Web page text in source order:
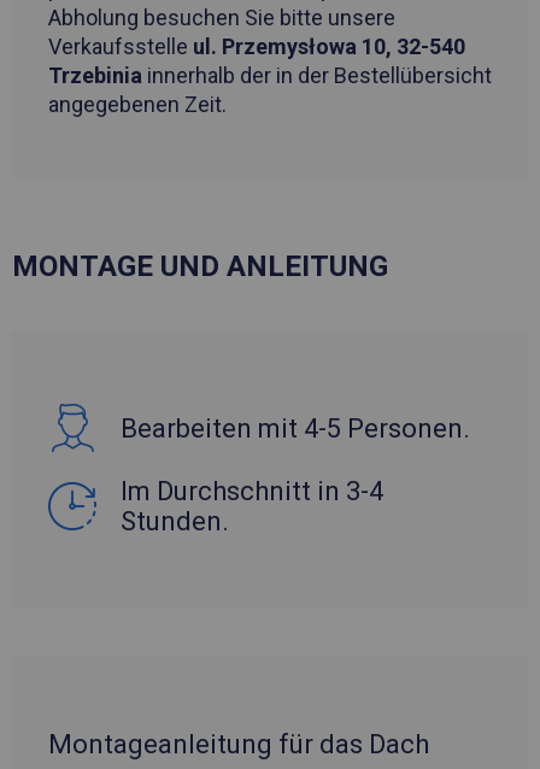
Abholung besuchen Sie bitte unsere
Verkaufsstelle ul. Przemysłowa 10, 32-540
Trzebinia innerhalb der in der Bestellübersicht
angegebenen Zeit.
MONTAGE UND ANLEITUNG
Bearbeiten mit 4-5 Personen.
Im Durchschnitt in 3-4
Stunden.
Montageanleitung für das Dach